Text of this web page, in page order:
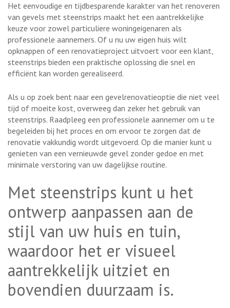
Het eenvoudige en tijdbesparende karakter van het renoveren
van gevels met steenstrips maakt het een aantrekkelijke
keuze voor zowel particuliere woningeigenaren als
professionele aannemers. Of u nu uw eigen huis wilt
opknappen of een renovatieproject uitvoert voor een klant,
steenstrips bieden een praktische oplossing die snel en
efficiënt kan worden gerealiseerd.
Als u op zoek bent naar een gevelrenovatieoptie die niet veel
tijd of moeite kost, overweeg dan zeker het gebruik van
steenstrips. Raadpleeg een professionele aannemer om u te
begeleiden bij het proces en om ervoor te zorgen dat de
renovatie vakkundig wordt uitgevoerd. Op die manier kunt u
genieten van een vernieuwde gevel zonder gedoe en met
minimale verstoring van uw dagelijkse routine.
Met steenstrips kunt u het
ontwerp aanpassen aan de
stijl van uw huis en tuin,
waardoor het er visueel
aantrekkelijk uitziet en
bovendien duurzaam is.